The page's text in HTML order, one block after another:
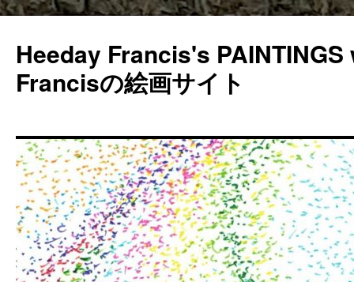
Heeday Francis's
Francisの絵画サイト